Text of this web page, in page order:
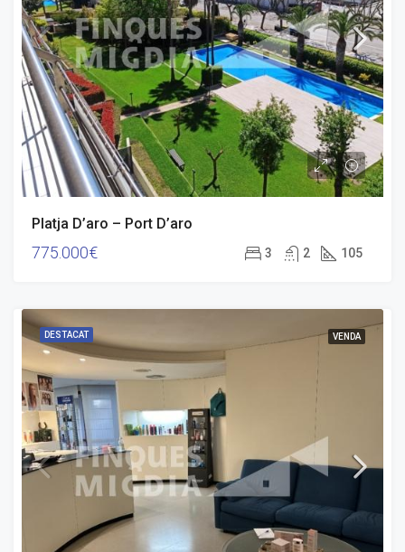
Platja D’aro – Port D’aro
775.000€ 3 2 105
DESTACAT VENDA